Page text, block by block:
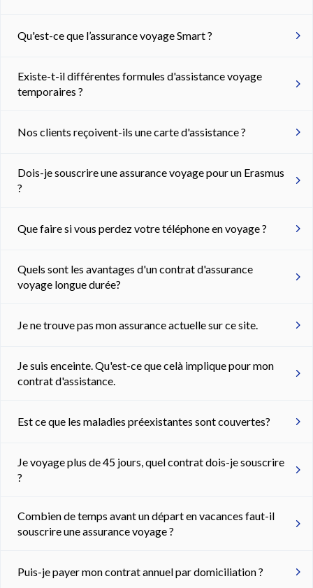
Qu'est-ce que l’assurance voyage Smart ?
Existe-t-il différentes formules d'assistance voyage
temporaires ?
Nos clients reçoivent-ils une carte d'assistance ?
Dois-je souscrire une assurance voyage pour un Erasmus
?
Que faire si vous perdez votre téléphone en voyage ?
Quels sont les avantages d'un contrat d'assurance
voyage longue durée?
Je ne trouve pas mon assurance actuelle sur ce site.
Je suis enceinte. Qu'est-ce que celà implique pour mon
contrat d'assistance.
Est ce que les maladies préexistantes sont couvertes?
Je voyage plus de 45 jours, quel contrat dois-je souscrire
?
Combien de temps avant un départ en vacances faut-il
souscrire une assurance voyage ?
Puis-je payer mon contrat annuel par domiciliation ?